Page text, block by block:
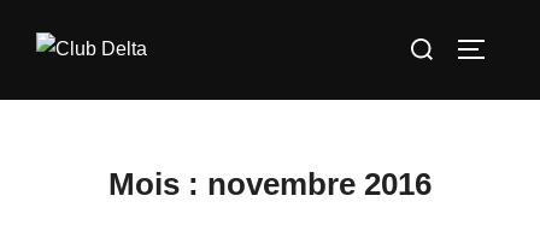
Rechercher :
Mois : novembre 2016